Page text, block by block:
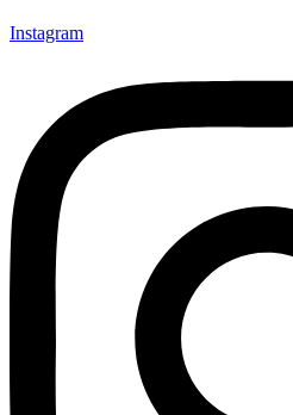
Instagram